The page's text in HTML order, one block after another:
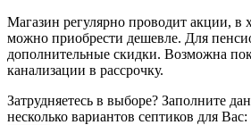
Магазин регулярно проводит акции, в
можно приобрести дешевле. Для
дополнительные скидки. Возможна
канализации в рассрочку.
Затрудняетесь в выборе? Заполните
несколько вариантов септиков для Вас: